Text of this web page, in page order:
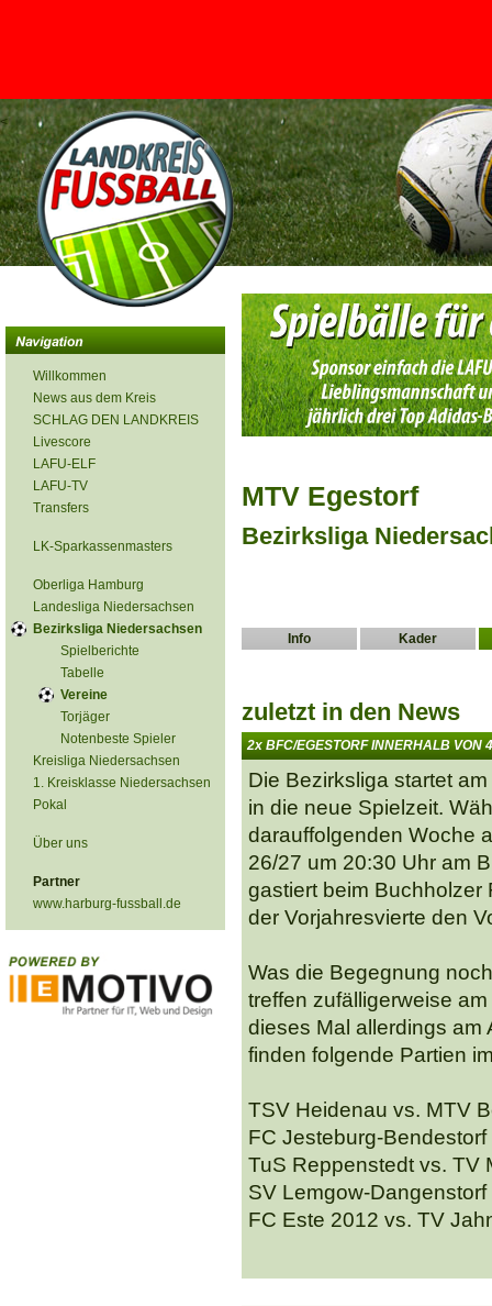
<
Willkommen
News aus dem Kreis
SCHLAG DEN LANDKREIS
Livescore
LAFU-ELF
LAFU-TV
Transfers
LK-Sparkassenmasters
Oberliga Hamburg
Landesliga Niedersachsen
Bezirksliga Niedersachsen
Spielberichte
Tabelle
Vereine
Torjäger
Notenbeste Spieler
Kreisliga Niedersachsen
1. Kreisklasse Niedersachsen
Pokal
Über uns
Partner
www.harburg-fussball.de
MTV Egestorf
Bezirksliga
Info Kader
zuletzt in den News
2x BFC/EGESTORF INNERHALB VON
Die Bezirksliga startet
in die neue Spielzeit.
darauffolgenden Woche
26/27 um 20:30 Uhr am
gastiert beim Buchholzer
der Vorjahresvierte den
Was die Begegnung
treffen zufälligerweise
dieses Mal allerdings am
finden folgende Partien
TSV Heidenau vs. MTV
FC Jesteburg-
TuS Reppenstedt vs. TV
SV Lemgow-
FC Este 2012 vs. TV